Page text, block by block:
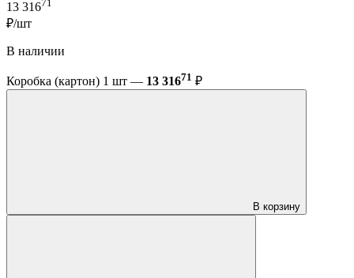
13 31671
₽/шт
В наличии
Коробка (картон) 1 шт — 13 31671 ₽
В корзину